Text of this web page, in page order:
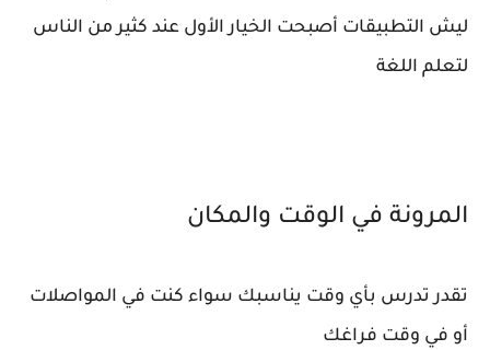
ليش التطبيقات أصبحت الخيار الأول عند كثير من الناس
لتعلم اللغة
المرونة في الوقت والمكان
تقدر تدرس بأي وقت يناسبك سواء كنت في المواصلات
أو في وقت فراغك